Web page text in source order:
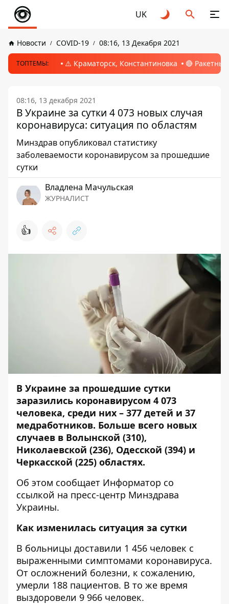
UK
Новости COVID-19 08:16, 13 Декабря 2021
ТОПТЕМЫ: ⚠️ Краматорск, Константиновка 🔴
08:16, 13 декабря 2021
В Украине за сутки 4 073 новых случая
коронавируса: ситуация по областям
Минздрав опубликовал статистику
заболеваемости коронавирусом за прошедшие
сутки
Владлена Мачульская
ЖУРНАЛИСТ
👍
В Украине за прошедшие сутки
заразились коронавирусом 4 073
человека, среди них – 377 детей и 37
медработников. Больше всего новых
случаев в Волынской (310),
Николаевской (236), Одесской (394) и
Черкасской (225) областях.
Об этом сообщает Информатор со
ссылкой на пресс-центр Минздрава
Украины.
Как изменилась ситуация за сутки
В больницы доставили 1 456 человек с
выраженными симптомами коронавируса.
От осложнений болезни, к сожалению,
умерли 188 пациентов. В то же время
выздоровели 9 966 человек.